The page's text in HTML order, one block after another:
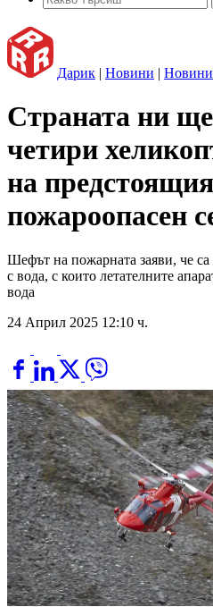
Дарик | Новини | Новини
Страната ни
четири
на предстоящия
пожароопасен
Шефът на пожарната заяви, че са
с вода, с които летателните
вода
24 Април 2025 12:10 ч.